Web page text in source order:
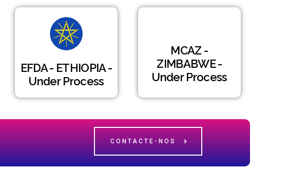
EFDA - ETHIOPIA -
Under Process
MCAZ -
ZIMBABWE -
Under Process
CONTACTE-NOS